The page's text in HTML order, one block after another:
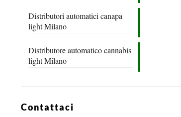
Distributori automatici canapa
light Milano
Distributore automatico cannabis
light Milano
Contattaci